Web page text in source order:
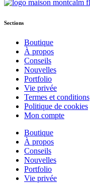
Sections
Boutique
À propos
Conseils
Nouvelles
Portfolio
Vie privée
Termes et conditions
Politique de cookies
Mon compte
Boutique
À propos
Conseils
Nouvelles
Portfolio
Vie privée